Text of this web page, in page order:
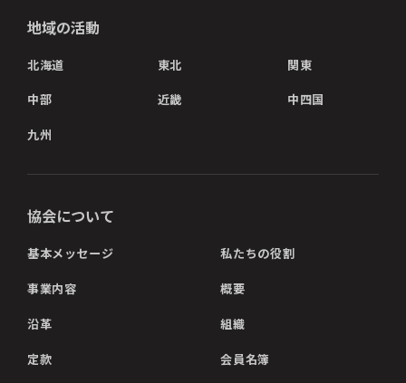
地域の活動
北海道 東北 関東
中部 近畿 中四国
九州
協会について
基本メッセージ 私たちの役割
事業内容 概要
沿革 組織
定款 会員名簿